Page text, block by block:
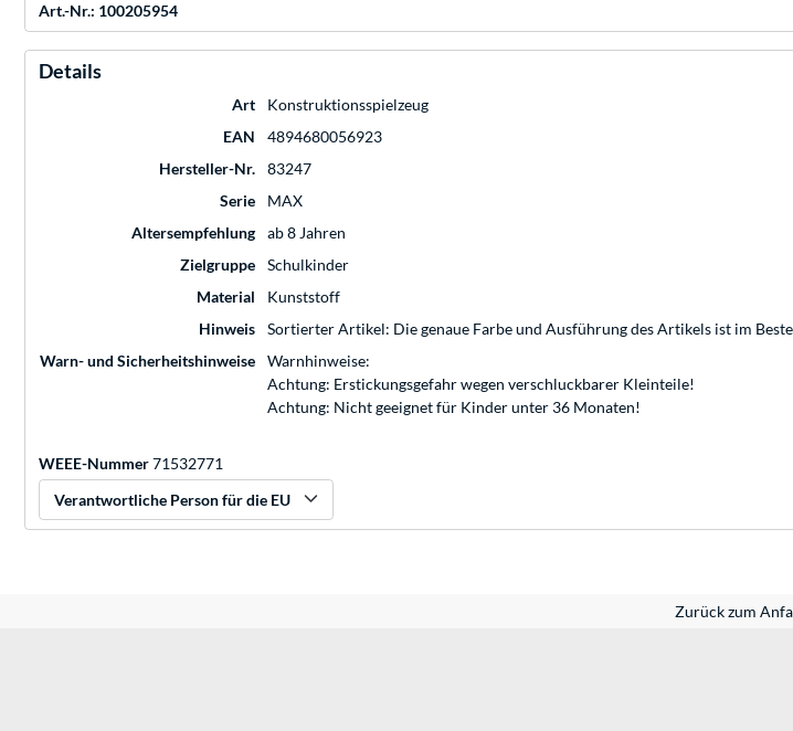
Art.-Nr.: 100205954
Details
Art
Konstruktionsspielzeug
EAN
4894680056923
Hersteller-Nr.
83247
Serie
MAX
Altersempfehlung
ab 8 Jahren
Zielgruppe
Schulkinder
Material
Kunststoff
Hinweis
Sortierter Artikel: Die genaue Farbe und Ausführung des Artikels ist im
Warn- und Sicherheitshinweise
Warnhinweise:
Achtung: Erstickungsgefahr wegen verschluckbarer Kleinteile!
Achtung: Nicht geeignet für Kinder unter 36 Monaten!
WEEE-Nummer71532771
Verantwortliche Person für die EU
Zurück zum